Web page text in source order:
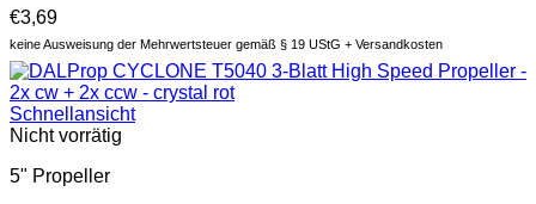
€3,69
keine Ausweisung der Mehrwertsteuer gemäß § 19 UStG + Versandkosten
Schnellansicht
Nicht vorrätig
5" Propeller